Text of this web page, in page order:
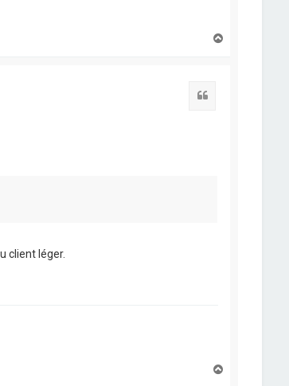
client léger.